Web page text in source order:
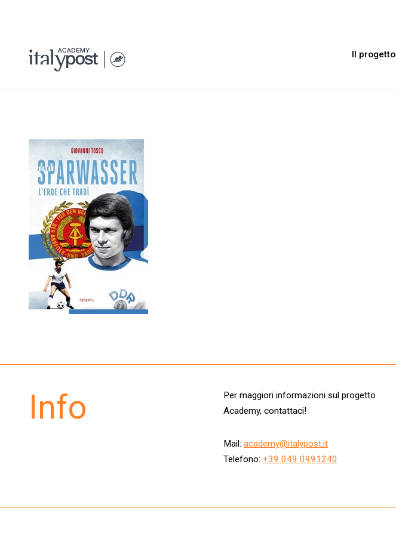
Il progetto
Info
Per maggiori informazioni sul progetto
Academy, contattaci!
Mail: academy@italypost.it
Telefono: +39 049 0991240